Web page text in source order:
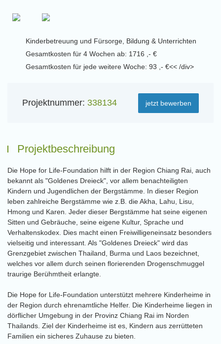
Kinderbetreuung und Fürsorge, Bildung & Unterrichten
Gesamtkosten für 4 Wochen ab: 1716 ,- €
Gesamtkosten für jede weitere Woche: 93 ,- €<< /div>
Projektnummer: 338134 jetzt bewerben
Projektbeschreibung
Die Hope for Life-Foundation hilft in der Region Chiang Rai, auch
bekannt als "Goldenes Dreieck", vor allem benachteiligten
Kindern und Jugendlichen der Bergstämme. In dieser Region
leben zahlreiche Bergstämme wie z.B. die Akha, Lahu, Lisu,
Hmong und Karen. Jeder dieser Bergstämme hat seine eigenen
Sitten und Gebräuche, seine eigene Kultur, Sprache und
Verhaltenskodex. Dies macht einen Freiwilligeneinsatz besonders
vielseitig und interessant. Als "Goldenes Dreieck" wird das
Grenzgebiet zwischen Thailand, Burma und Laos bezeichnet,
welches vor allem durch seinen florierenden Drogenschmuggel
traurige Berühmtheit erlangte.
Die Hope for Life-Foundation unterstützt mehrere Kinderheime in
der Region durch ehrenamtliche Helfer. Die Kinderheime liegen in
dörflicher Umgebung in der Provinz Chiang Rai im Norden
Thailands. Ziel der Kinderheime ist es, Kindern aus zerrütteten
Familien ein sicheres Zuhause zu bieten.